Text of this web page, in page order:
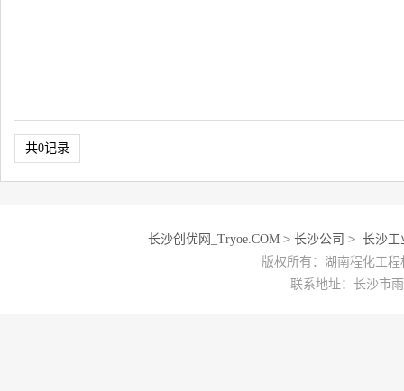
共0记录
长沙创优网_Tryoe.COM > 长沙公司 > 长沙工
版权所有：湖南程化工程
联系地址：长沙市